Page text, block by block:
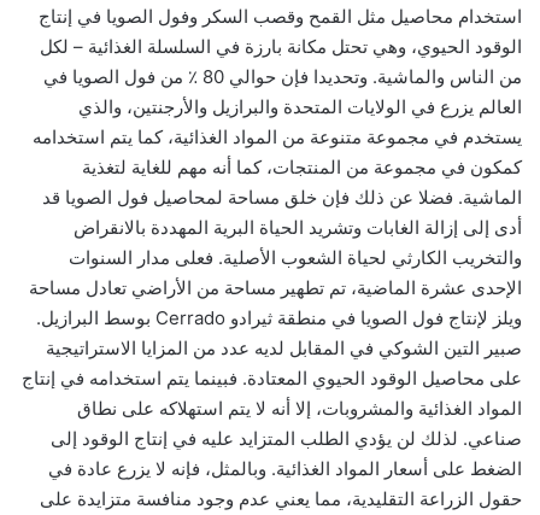
استخدام محاصيل مثل القمح وقصب السكر وفول الصويا في إنتاج
الوقود الحيوي، وهي تحتل مكانة بارزة في السلسلة الغذائية – لكل
من الناس والماشية. وتحديدا فإن حوالي 80 ٪ من فول الصويا في
العالم يزرع في الولايات المتحدة والبرازيل والأرجنتين، والذي
يستخدم في مجموعة متنوعة من المواد الغذائية، كما يتم استخدامه
كمكون في مجموعة من المنتجات، كما أنه مهم للغاية لتغذية
الماشية. فضلا عن ذلك فإن خلق مساحة لمحاصيل فول الصويا قد
أدى إلى إزالة الغابات وتشريد الحياة البرية المهددة بالانقراض
والتخريب الكارثي لحياة الشعوب الأصلية. فعلى مدار السنوات
الإحدى عشرة الماضية، تم تطهير مساحة من الأراضي تعادل مساحة
ويلز لإنتاج فول الصويا في منطقة ثيرادو Cerrado بوسط البرازيل.
صبير التين الشوكي في المقابل لديه عدد من المزايا الاستراتيجية
على محاصيل الوقود الحيوي المعتادة. فبينما يتم استخدامه في إنتاج
المواد الغذائية والمشروبات، إلا أنه لا يتم استهلاكه على نطاق
صناعي. لذلك لن يؤدي الطلب المتزايد عليه في إنتاج الوقود إلى
الضغط على أسعار المواد الغذائية. وبالمثل، فإنه لا يزرع عادة في
حقول الزراعة التقليدية، مما يعني عدم وجود منافسة متزايدة على